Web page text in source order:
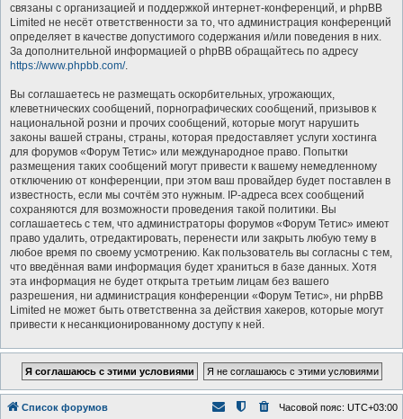
связаны с организацией и поддержкой интернет-конференций, и phpBB
Limited не несёт ответственности за то, что администрация конференций
определяет в качестве допустимого содержания и/или поведения в них.
За дополнительной информацией о phpBB обращайтесь по адресу
https://www.phpbb.com/.
Вы соглашаетесь не размещать оскорбительных, угрожающих,
клеветнических сообщений, порнографических сообщений, призывов к
национальной розни и прочих сообщений, которые могут нарушить
законы вашей страны, страны, которая предоставляет услуги хостинга
для форумов «Форум Тетис» или международное право. Попытки
размещения таких сообщений могут привести к вашему немедленному
отключению от конференции, при этом ваш провайдер будет поставлен в
известность, если мы сочтём это нужным. IP-адреса всех сообщений
сохраняются для возможности проведения такой политики. Вы
соглашаетесь с тем, что администраторы форумов «Форум Тетис» имеют
право удалить, отредактировать, перенести или закрыть любую тему в
любое время по своему усмотрению. Как пользователь вы согласны с тем,
что введённая вами информация будет храниться в базе данных. Хотя
эта информация не будет открыта третьим лицам без вашего
разрешения, ни администрация конференции «Форум Тетис», ни phpBB
Limited не может быть ответственна за действия хакеров, которые могут
привести к несанкционированному доступу к ней.
Список форумов Часовой пояс: UTC+03:00